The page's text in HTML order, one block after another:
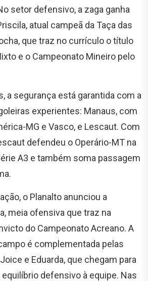
setor defensivo, a zaga ganha
atual campeã da Taça das
que traz no currículo o título
e o Campeonato Mineiro pelo
a segurança está garantida com a
experientes: Manaus, com
MG e Vasco, e Lescaut. Com
defendeu o Operário-MT na
A3 e também soma passagem
o Planalto anunciou a
meia ofensiva que traz na
do Campeonato Acreano. A
é complementada pelas
e Eduarda, que chegam para
defensivo à equipe. Nas